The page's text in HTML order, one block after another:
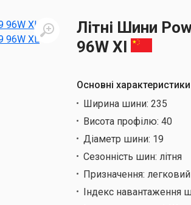
Літні Шини
96W Xl
Основні характеристики
Ширина шини: 235
Висота профілю: 40
Діаметр шини: 19
Сезонність шин: літня
Призначення: легковий
Індекс навантаження